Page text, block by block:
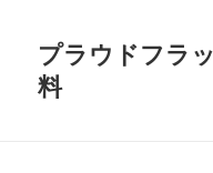
プラウドフラ
料